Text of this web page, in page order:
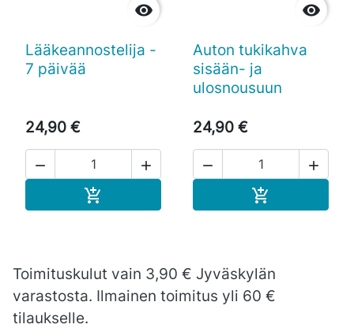

Lääkeannostelija -
7 päivää
24,90 €
 


Auton tukikahva
sisään- ja
ulosnousuun
24,90 €
 

Toimituskulut vain 3,90 € Jyväskylän
varastosta. Ilmainen toimitus yli 60 €
tilaukselle.